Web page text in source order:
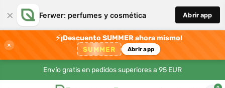
× Ferwer: perfumes y cosmética Abrir app
×
⚡¡Descuento SUMMER ahora mismo!
SUMMER Abrir app
Envío gratis en pedidos superiores a 95 EUR